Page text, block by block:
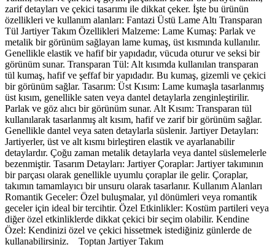
zarif detayları ve çekici tasarımı ile dikkat çeker. İşte bu ürünün
özellikleri ve kullanım alanları: Fantazi Üstü Lame Altı Transparan
Tül Jartiyer Takım Özellikleri Malzeme: Lame Kumaş: Parlak ve
metalik bir görünüm sağlayan lame kumaş, üst kısmında kullanılır.
Genellikle elastik ve hafif bir yapıdadır, vücuda oturur ve seksi bir
görünüm sunar. Transparan Tül: Alt kısımda kullanılan transparan
tül kumaş, hafif ve şeffaf bir yapıdadır. Bu kumaş, gizemli ve çekici
bir görünüm sağlar. Tasarım: Üst Kısım: Lame kumaşla tasarlanmış
üst kısım, genellikle saten veya dantel detaylarla zenginleştirilir.
Parlak ve göz alıcı bir görünüm sunar. Alt Kısım: Transparan tül
kullanılarak tasarlanmış alt kısım, hafif ve zarif bir görünüm sağlar.
Genellikle dantel veya saten detaylarla süslenir. Jartiyer Detayları:
Jartiyerler, üst ve alt kısmı birleştiren elastik ve ayarlanabilir
detaylardır. Çoğu zaman metalik detaylarla veya dantel süslemelerle
bezenmiştir. Tasarım Detayları: Jartiyer Çoraplar: Jartiyer takımının
bir parçası olarak genellikle uyumlu çoraplar ile gelir. Çoraplar,
takımın tamamlayıcı bir unsuru olarak tasarlanır. Kullanım Alanları
Romantik Geceler: Özel buluşmalar, yıl dönümleri veya romantik
geceler için ideal bir tercihtir. Özel Etkinlikler: Kostüm partileri veya
diğer özel etkinliklerde dikkat çekici bir seçim olabilir. Kendine
Özel: Kendinizi özel ve çekici hissetmek istediğiniz günlerde de
kullanabilirsiniz. Toptan Jartiyer Takım